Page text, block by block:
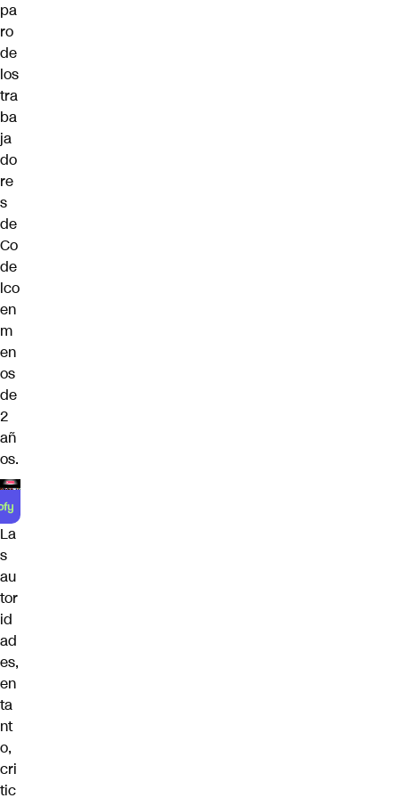
pa
ro
de
los
tra
ba
ja
do
re
s
de
Co
de
lco
en
m
en
os
de
2
añ
os.
La
s
au
tor
id
ad
es,
en
ta
nt
o,
cri
tic